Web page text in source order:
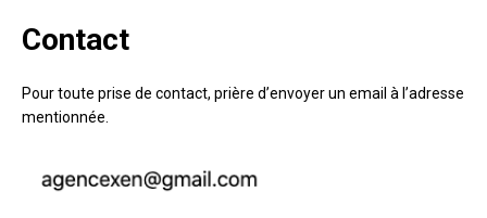
Contact
Pour toute prise de contact, prière d’envoyer un email à l’adresse
mentionnée.